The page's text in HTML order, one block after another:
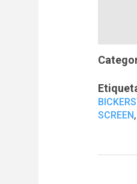
SCREEN,